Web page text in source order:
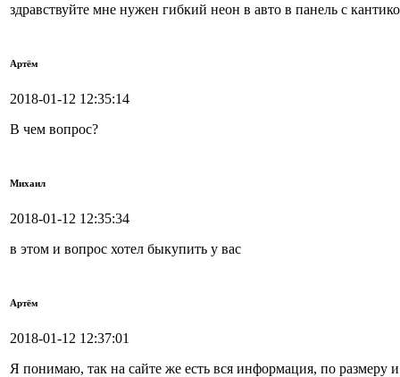
здравствуйте мне нужен гибкий неон в авто в панель с
Артём
2018-01-12 12:35:14
В чем вопрос?
Михаил
2018-01-12 12:35:34
в этом и вопрос хотел быкупить у вас
Артём
2018-01-12 12:37:01
Я понимаю, так на сайте же есть вся информация, по размеру